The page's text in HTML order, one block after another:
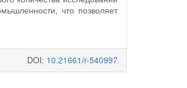
что позволяет
DOI: 10.21661/r-540997